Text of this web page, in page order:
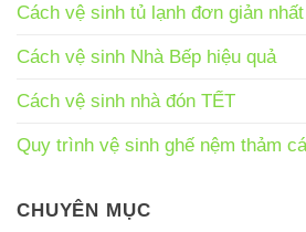
Cách vệ sinh tủ lạnh đơn giản
Cách vệ sinh Nhà Bếp hiệu quả
Cách vệ sinh nhà đón TẾT
Quy trình vệ sinh ghế nệm thảm
CHUYÊN MỤC